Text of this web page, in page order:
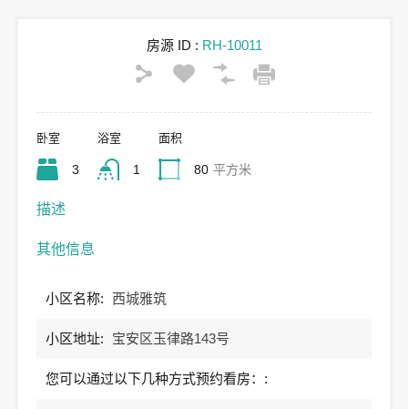
房源 ID : RH-10011
卧室
3
浴室
1
面积
80 平方米
描述
其他信息
小区名称: 西城雅筑
小区地址: 宝安区玉律路143号
您可以通过以下几种方式预约看房：: